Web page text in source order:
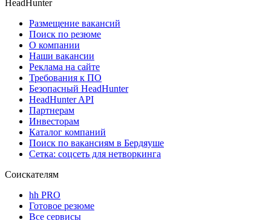
HeadHunter
Размещение вакансий
Поиск по резюме
О компании
Наши вакансии
Реклама на сайте
Требования к ПО
Безопасный HeadHunter
HeadHunter API
Партнерам
Инвесторам
Каталог компаний
Поиск по вакансиям в Бердяуше
Сетка: соцсеть для нетворкинга
Соискателям
hh PRO
Готовое резюме
Все сервисы